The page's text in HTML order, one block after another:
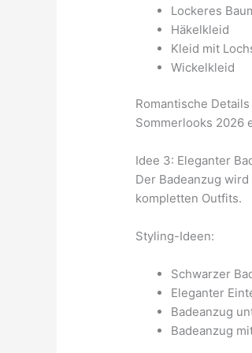
Lockeres
Häkelkleid
Kleid mit
Wickelkleid
Romantische
Sommerlooks 2026
Idee 3: Eleganter
Der Badeanzug
kompletten Outfits.
Styling-Ideen:
Schwarzer
Eleganter
Badeanzug
Badeanzug